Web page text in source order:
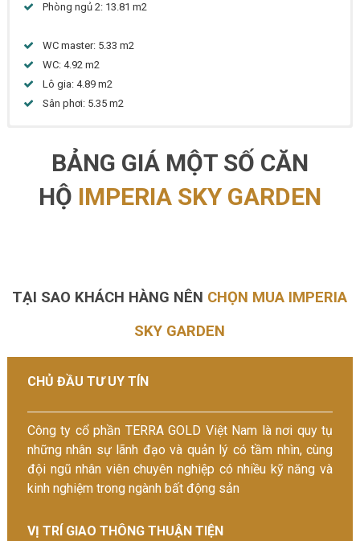
Phòng ngủ 2: 13.81 m2
WC master: 5.33 m2
WC: 4.92 m2
Lô gia: 4.89 m2
Sân phơi: 5.35 m2
BẢNG GIÁ MỘT SỐ CĂN
HỘ IMPERIA SKY GARDEN
TẠI SAO KHÁCH HÀNG NÊN CHỌN MUA IMPERIA
SKY GARDEN
CHỦ ĐẦU TƯ UY TÍN
Công ty cổ phần TERRA GOLD Việt Nam là nơi quy tụ
những nhân sự lãnh đạo và quản lý có tầm nhìn, cùng
đội ngũ nhân viên chuyên nghiệp có nhiều kỹ năng và
kinh nghiệm trong ngành bất động sản
VỊ TRÍ GIAO THÔNG THUẬN TIỆN